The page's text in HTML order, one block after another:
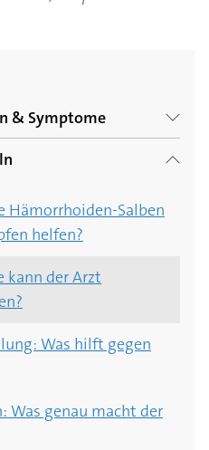
& Symptome
Woher kommen
Habe ich
und
gefährlich sind
gefährlich ist das?
Hämorrhoiden-Salben
helfen?
kann der Arzt
Was hilft gegen
Was genau macht der